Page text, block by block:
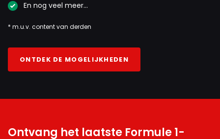
En nog veel meer…
* m.u.v. content van derden
ONTDEK DE MOGELIJKHEDEN
Ontvang het laatste Formule 1-